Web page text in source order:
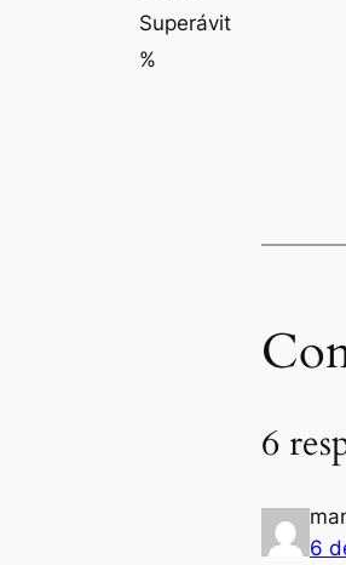
Superávit
%
6
6